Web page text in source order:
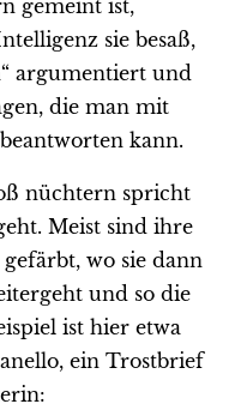
gemeint ist,
sie besaß,
argumentiert und
die man mit
kann.
nüchtern spricht
Meist sind ihre
wo sie dann
und so die
ist hier etwa
ein Trostbrief